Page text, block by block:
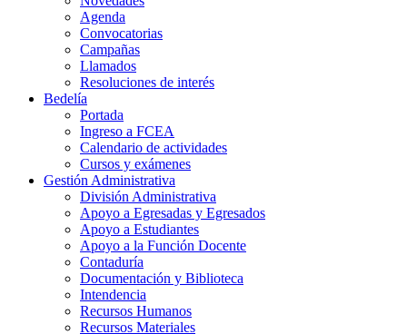
Agenda
Convocatorias
Campañas
Llamados
Resoluciones de interés
Bedelía
Portada
Ingreso a FCEA
Calendario de actividades
Cursos y exámenes
Gestión Administrativa
División Administrativa
Apoyo a Egresadas y Egresados
Apoyo a Estudiantes
Apoyo a la Función Docente
Contaduría
Documentación y Biblioteca
Intendencia
Recursos Humanos
Recursos Materiales